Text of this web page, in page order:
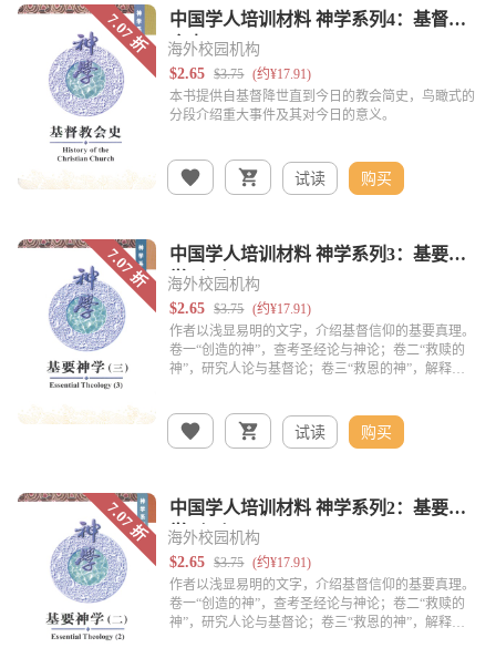
海外校园机构
试读 购买
海外校园机构
试读 购买
海外校园机构